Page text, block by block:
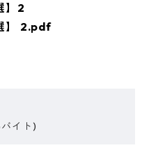
】2
】 2.pdf
イト)